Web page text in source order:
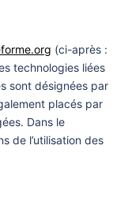
(ci-après :
technologies liées
sont désignées par
placés par
Dans le
de l’utilisation des